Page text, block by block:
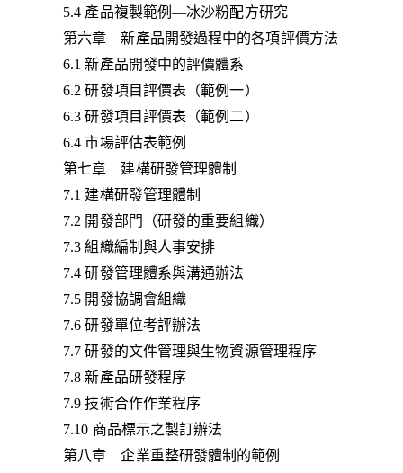
5.4 產品複製範例—冰沙粉配方研究
第六章 新產品開發過程中的各項評價方法
6.1 新產品開發中的評價體系
6.2 研發項目評價表（範例一）
6.3 研發項目評價表（範例二）
6.4 市場評估表範例
第七章 建構研發管理體制
7.1 建構研發管理體制
7.2 開發部門（研發的重要組織）
7.3 組織編制與人事安排
7.4 研發管理體系與溝通辦法
7.5 開發協調會組織
7.6 研發單位考評辦法
7.7 研發的文件管理與生物資源管理程序
7.8 新產品研發程序
7.9 技術合作作業程序
7.10 商品標示之製訂辦法
第八章 企業重整研發體制的範例